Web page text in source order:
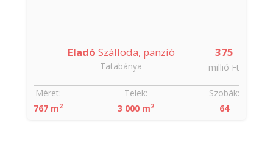
375
millió Ft
Eladó Szálloda, panzió
Tatabánya
Szobák:
64
Méret:
767 m2
Telek:
3 000 m2